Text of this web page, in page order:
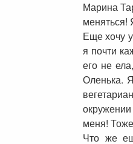
Марина
меняться!
Еще хочу
я почти
его не
Оленька.
меня!
Что же